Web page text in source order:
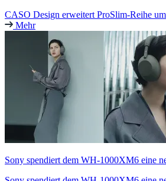
CASO Design erweitert ProSlim-Reihe
Mehr
Sony spendiert dem WH-1000XM6 eine